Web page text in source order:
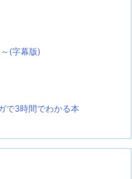
(字幕版)
で3時間でわかる本